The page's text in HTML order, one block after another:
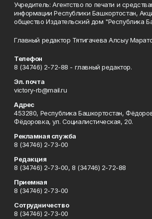
Учредитель: Агентство по печати и
информации Республики Башкортостан,
общество Издательский дом "Республика
Главный редактор Тятигачева Алсыу
Телефон
8 (34746) 2-72-88 - главный редактор.
Эл. почта
victory-rb@mail.ru
Адрес
453280, Республика Башкортостан,
Фёдоровка, ул. Социалистическая, 20.
Рекламная служба
8 (34746) 2-73-00
Редакция
8 (34746) 2-73-00, 8 (34746) 2-72-88
Приемная
8 (34746) 2-73-00
Сотрудничество
8 (34746) 2-73-00